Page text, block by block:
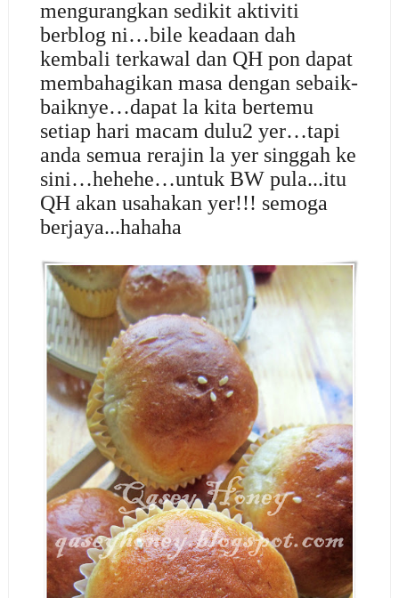
mengurangkan sedikit aktiviti
berblog ni…bile keadaan dah
kembali terkawal dan QH pon dapat
membahagikan masa dengan sebaik-
baiknye…dapat la kita bertemu
setiap hari macam dulu2 yer…tapi
anda semua rerajin la yer singgah ke
sini…hehehe…untuk BW pula...itu
QH akan usahakan yer!!! semoga
berjaya...hahaha